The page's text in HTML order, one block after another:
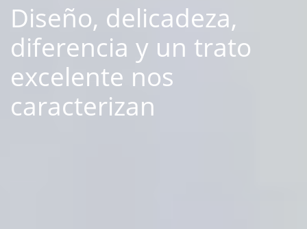
Diseño, delicadeza,
diferencia y un trato
excelente nos
caracterizan